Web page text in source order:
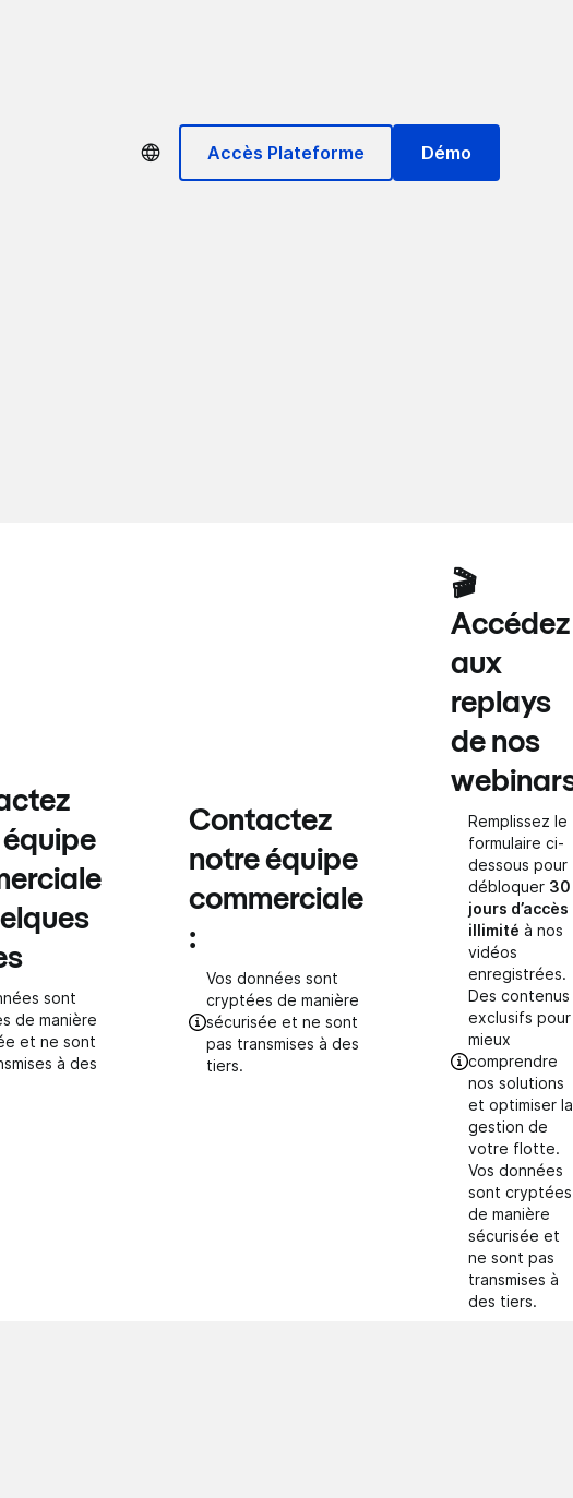
Accès Plateforme Démo
sont
de manière
et ne sont
à des
Contactez
notre équipe
commerciale
:
Vos données sont
cryptées de manière
sécurisée et ne sont
pas transmises à des
tiers.
🎬
Accédez
aux
replays
de nos
Remplissez le
formulaire ci-
dessous pour
débloquer 30
jours d’accès
illimité à nos
vidéos
enregistrées.
Des contenus
exclusifs pour
mieux
comprendre
nos solutions
et optimiser la
gestion de
votre flotte.
Vos données
sont cryptées
de manière
sécurisée et
ne sont pas
transmises à
des tiers.